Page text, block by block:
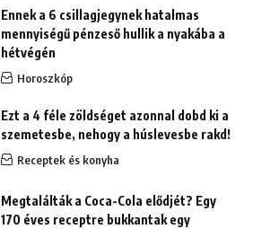
Ennek a 6 csillagjegynek hatalmas
mennyiségű pénzeső hullik a nyakába a
hétvégén
Horoszkóp
Ezt a 4 féle zöldséget azonnal dobd ki a
szemetesbe, nehogy a húslevesbe rakd!
Receptek és konyha
Megtalálták a Coca-Cola elődjét? Egy
170 éves receptre bukkantak egy